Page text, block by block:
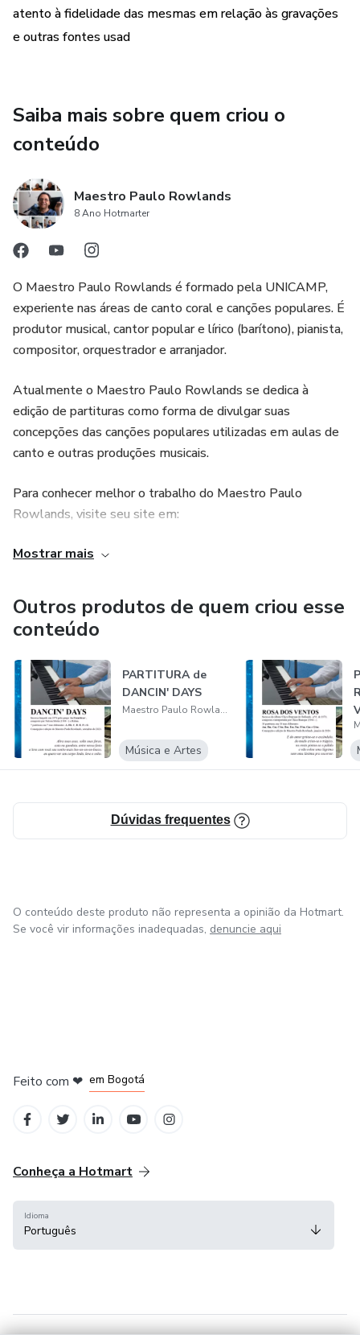
atento à fidelidade das mesmas em relação às gravações
e outras fontes usad
Saiba mais sobre quem criou o
conteúdo
Maestro Paulo Rowlands
8 Ano Hotmarter
O Maestro Paulo Rowlands é formado pela UNICAMP,
experiente nas áreas de canto coral e canções populares. É
produtor musical, cantor popular e lírico (barítono), pianista,
compositor, orquestrador e arranjador.
Atualmente o Maestro Paulo Rowlands se dedica à
edição de partituras como forma de divulgar suas
concepções das canções populares utilizadas em aulas de
canto e outras produções musicais.
Para conhecer melhor o trabalho do Maestro Paulo
Rowlands, visite seu site em:
http://www.paulorowlands.com.br/
http://www.paulorowlands.com.br/historico.html
Mostrar mais
Outros produtos de quem criou esse
conteúdo
PARTITURA de
DANCIN' DAYS
Maestro Paulo Rowlands
Música e Artes
Dúvidas frequentes
O conteúdo deste produto não representa a opinião da Hotmart.
Se você vir informações inadequadas, denuncie aqui
Feito com ❤ em Bogotá
Conheça a Hotmart
Idioma
Português